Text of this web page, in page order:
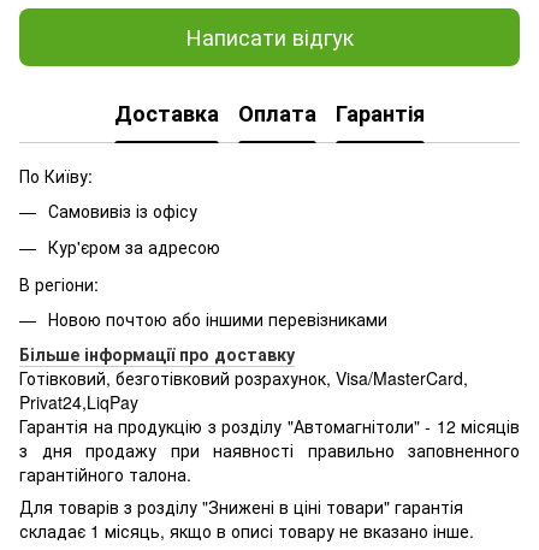
Написати відгук
Доставка Оплата Гарантія
По Київу:
Самовивіз із офісу
Кур'єром за адресою
В регіони:
Новою почтою або іншими перевізниками
Більше інформації про доставку
Готівковий, безготівковий розрахунок, Visa/MasterCard,
Privat24,LiqPay
Гарантія на продукцію з розділу "Автомагнітоли" - 12 місяців
з дня продажу при наявності правильно заповненного
гарантійного талона.
Для товарів з розділу "Знижені в ціні товари" гарантія
складає 1 місяць, якщо в описі товару не вказано інше.